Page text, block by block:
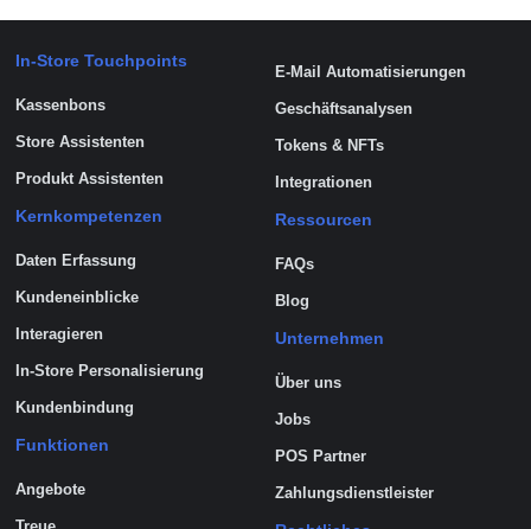
In-Store Touchpoints
Kassenbons
Store Assistenten
Produkt Assistenten
Kernkompetenzen
Daten Erfassung
Kundeneinblicke
Interagieren
In-Store Personalisierung
Kundenbindung
Funktionen
Angebote
E-Mail Automatisierungen
Geschäftsanalysen
Tokens & NFTs
Integrationen
Ressourcen
FAQs
Blog
Unternehmen
Über uns
Jobs
POS Partner
Zahlungsdienstleister